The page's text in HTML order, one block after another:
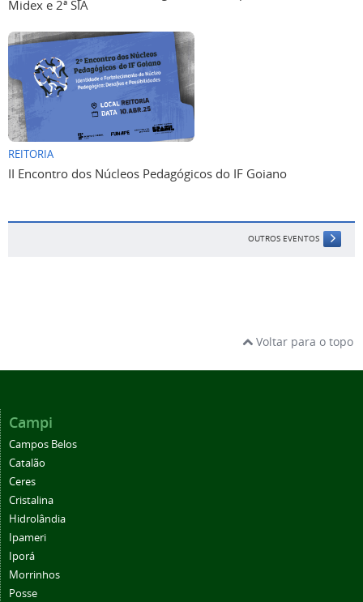
Midex e 2ª SIA
REITORIA
II Encontro dos Núcleos Pedagógicos do IF Goiano
OUTROS EVENTOS
Voltar para o topo
Campi
Campos Belos
Catalão
Ceres
Cristalina
Hidrolândia
Ipameri
Iporá
Morrinhos
Posse